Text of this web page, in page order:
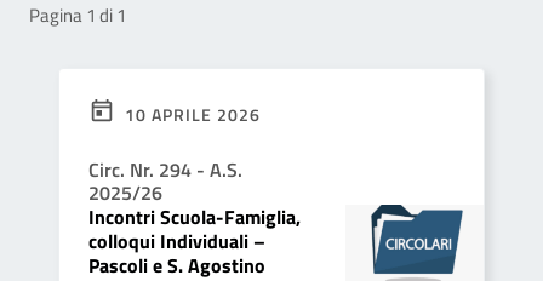
Pagina 1 di 1
10 APRILE 2026
Circ. Nr. 294 - A.S.
2025/26
Incontri Scuola-Famiglia,
colloqui Individuali –
Pascoli e S. Agostino